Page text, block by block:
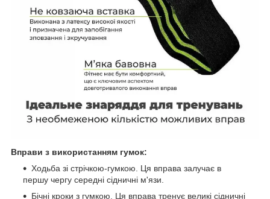
Вправи з використанням гумок:
Ходьба зі стрічкою-гумкою. Ця вправа залучає в
першу чергу середні сідничні м'язи.
Бічні кроки з гумкою. Ця вправа тренує великі сідничні